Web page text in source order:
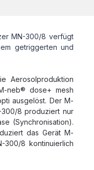
MN-300/8 verfügt
getriggerten und
Aerosolproduktion
neb® dose+ mesh
ausgelöst. Der M-
8 produziert nur
(Synchronisation).
das Gerät M-
300/8 kontinuierlich